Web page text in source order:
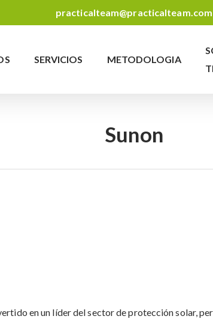
practicalteam@practicalteam.com
SERVICIOS METODOLOGIA
Sunon
en un líder del sector de protección solar,